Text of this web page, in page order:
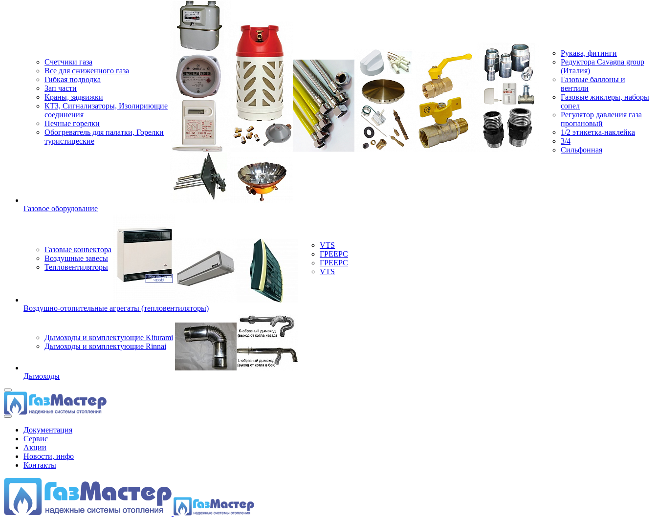
Счетчики газа
Все для сжиженного газа
Гибкая подводка
Зап части
Краны, задвижки
КТЗ, Сигнализаторы, Изолириющие
соединения
Печные горелки
Обогреватель для палатки, Горелки
туристицеские
Рукава, фитинги
Редуктора Cavagna group
(Италия)
Газовые баллоны и
вентили
Газовые жиклеры, наборы
сопел
Регулятор давления газа
пропановый
1/2 этикетка-наклейка
3/4
Сильфонная
Газовое оборудование
Газовые конвектора
Воздушные завесы
Тепловентиляторы
VTS
ГРЕЕРС
ГРЕЕРС
VTS
Воздушно-отопительные агрегаты (тепловентиляторы)
Дымоходы и комплектующие Kiturami
Дымоходы и комплектующие Rinnai
Дымоходы
Документация
Сервис
Акции
Новости, инфо
Контакты